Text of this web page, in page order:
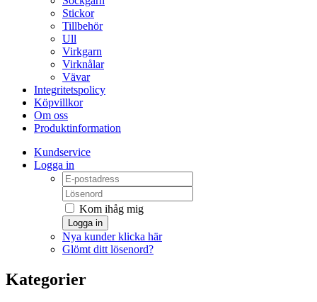
Stickor
Tillbehör
Ull
Virkgarn
Virknålar
Vävar
Integritetspolicy
Köpvillkor
Om oss
Produktinformation
Kundservice
Logga in
Kom ihåg mig
Logga in
Nya kunder klicka här
Glömt ditt lösenord?
Kategorier